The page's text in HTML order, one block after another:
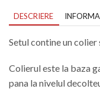
DESCRIERE
Setul contine un colier
Colierul este la baza
pana la nivelul